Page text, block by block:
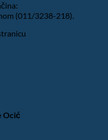
(011/3238-218).
Ocić